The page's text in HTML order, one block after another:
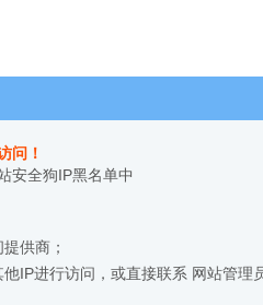
问！
安全狗IP黑名单中
供商；
IP进行访问，或直接联系 网站管理